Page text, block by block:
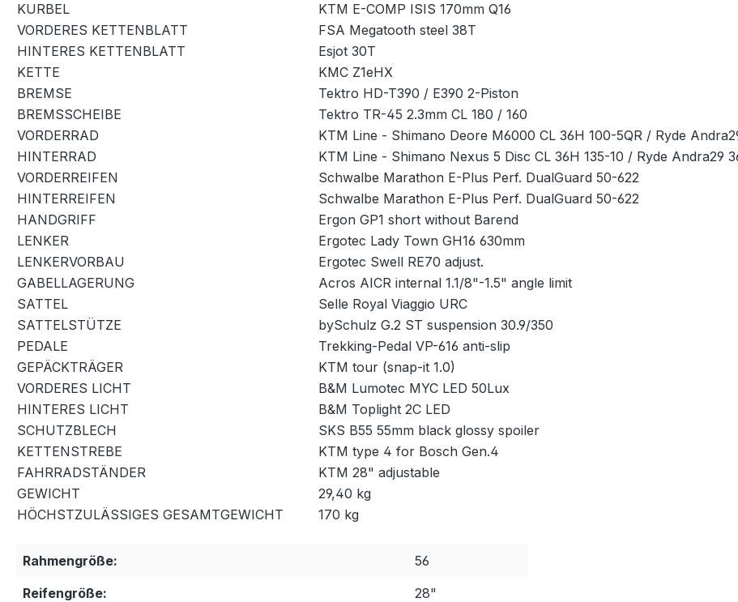
KURBEL
KTM E-COMP ISIS 170mm Q16
VORDERES KETTENBLATT
FSA Megatooth steel 38T
HINTERES KETTENBLATT
Esjot 30T
KETTE
KMC Z1eHX
BREMSE
Tektro HD-T390 / E390 2-Piston
BREMSSCHEIBE
Tektro TR-45 2.3mm CL 180 / 160
VORDERRAD
KTM Line - Shimano Deore M6000 CL 36H 100-5QR / Ryde
HINTERRAD
KTM Line - Shimano Nexus 5 Disc CL 36H 135-10 / Ryde Andra29
VORDERREIFEN
Schwalbe Marathon E-Plus Perf. DualGuard 50-622
HINTERREIFEN
Schwalbe Marathon E-Plus Perf. DualGuard 50-622
HANDGRIFF
Ergon GP1 short without Barend
LENKER
Ergotec Lady Town GH16 630mm
LENKERVORBAU
Ergotec Swell RE70 adjust.
GABELLAGERUNG
Acros AICR internal 1.1/8"-1.5" angle limit
SATTEL
Selle Royal Viaggio URC
SATTELSTÜTZE
bySchulz G.2 ST suspension 30.9/350
PEDALE
Trekking-Pedal VP-616 anti-slip
GEPÄCKTRÄGER
KTM tour (snap-it 1.0)
VORDERES LICHT
B&M Lumotec MYC LED 50Lux
HINTERES LICHT
B&M Toplight 2C LED
SCHUTZBLECH
SKS B55 55mm black glossy spoiler
KETTENSTREBE
KTM type 4 for Bosch Gen.4
FAHRRADSTÄNDER
KTM 28" adjustable
GEWICHT
29,40 kg
HÖCHSTZULÄSSIGES GESAMTGEWICHT
170 kg
Rahmengröße:
56
Reifengröße:
28"